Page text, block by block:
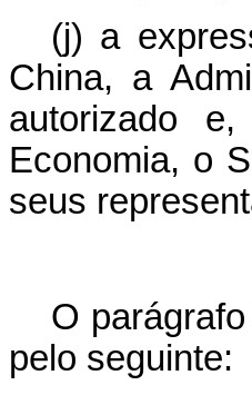
(j) a
China, a
autorizado
Economia, o
seus
O
pelo seguinte: